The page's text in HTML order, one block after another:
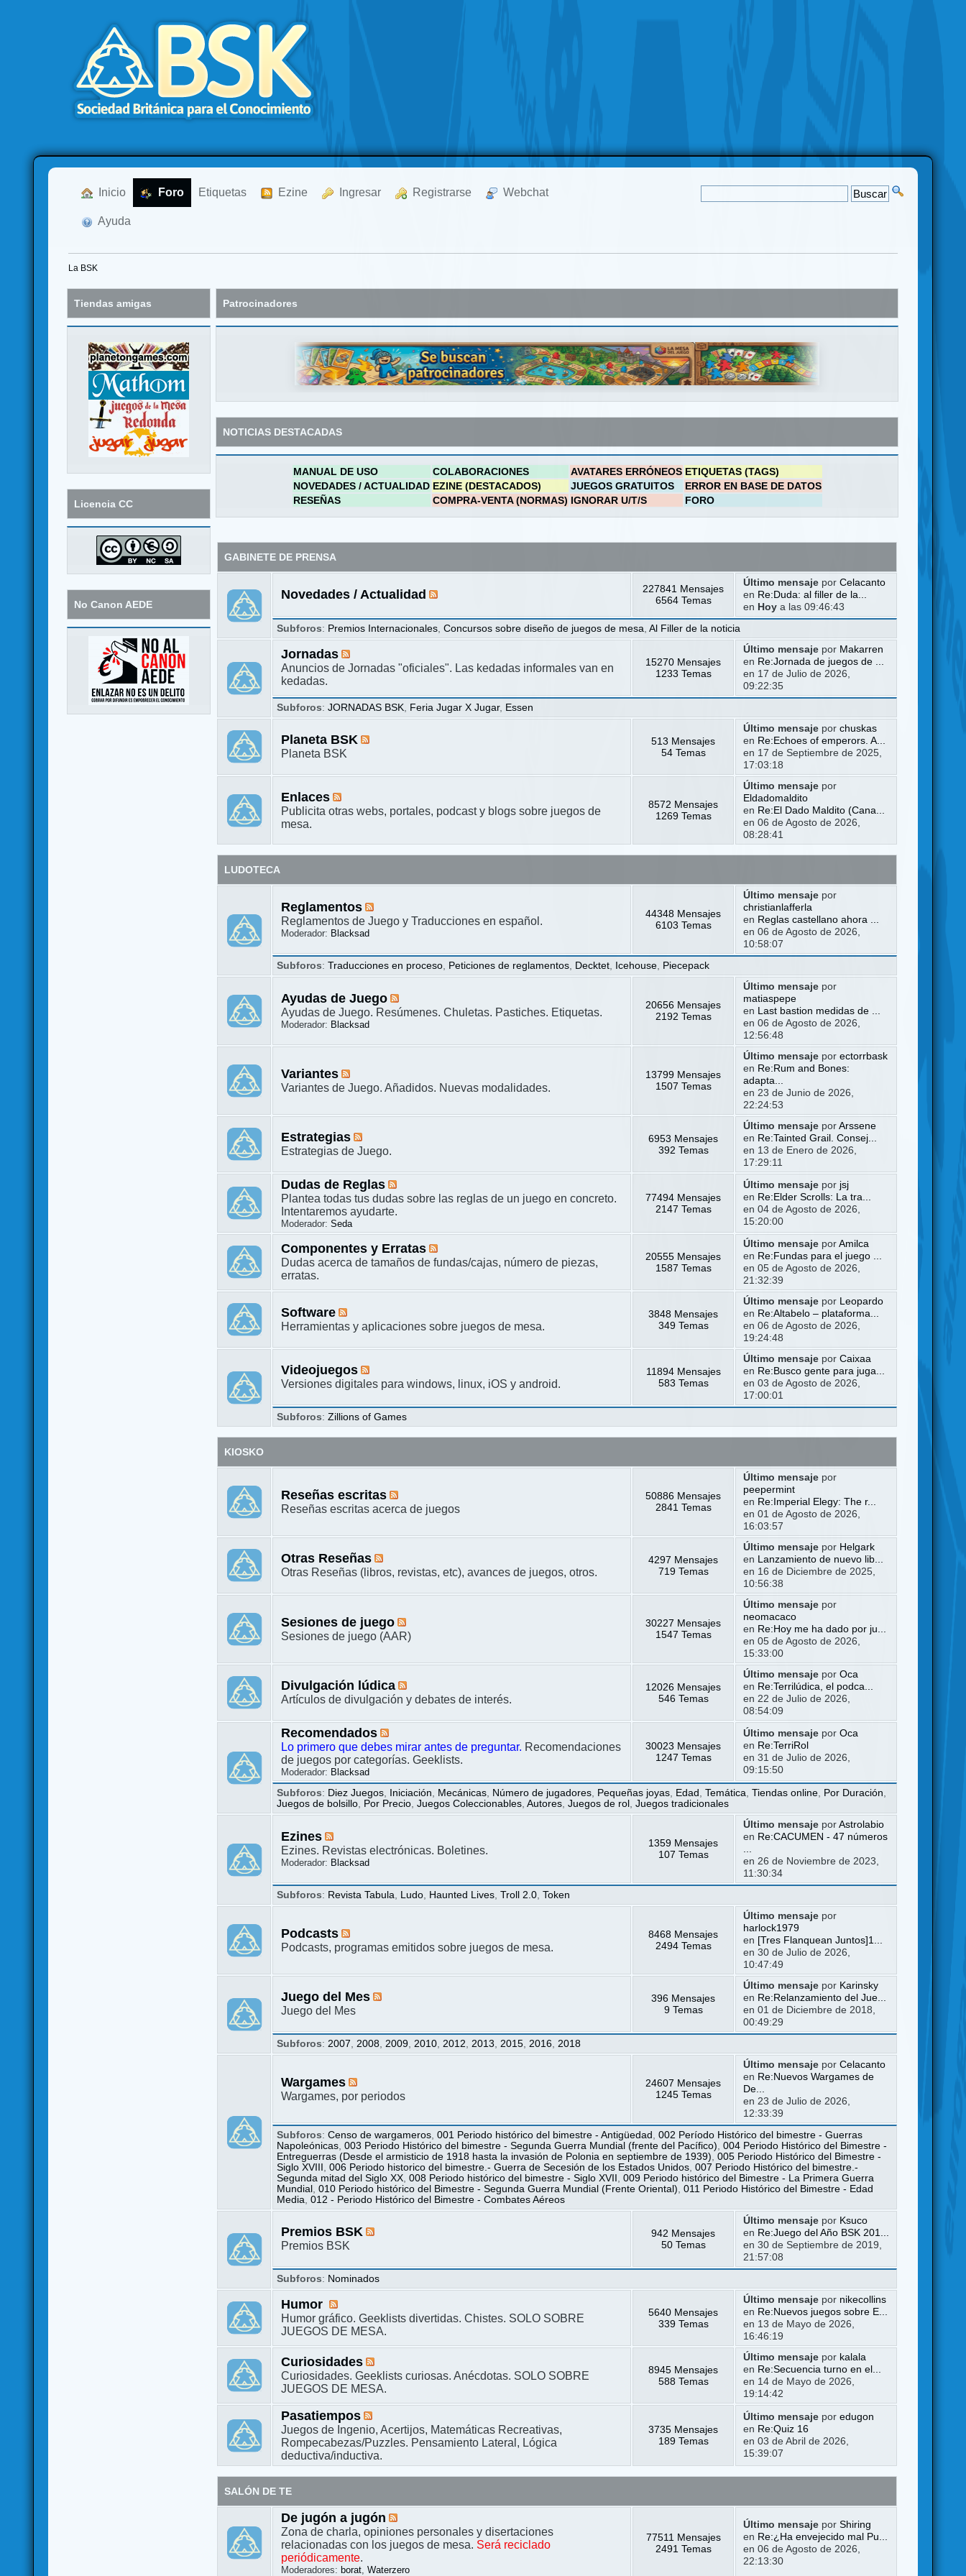
Inicio Foro Etiquetas Ezine Ingresar Registrarse Webchat
Ayuda
La BSK
Tiendas amigas
Licencia CC
No Canon AEDE
Patrocinadores
NOTICIAS DESTACADAS
MANUAL DE USO COLABORACIONES AVATARES ERRÓNEOS ETIQUETAS (TAGS)
NOVEDADES / ACTUALIDAD EZINE (DESTACADOS) JUEGOS GRATUITOS
ERROR EN BASE DE DATOS
RESEÑAS
COMPRA-VENTA (NORMAS) IGNORAR U/T/S FORO
GABINETE DE PRENSA
Novedades / Actualidad
227841 Mensajes
6564 Temas
Último mensajepor Celacanto
en Re:Duda: al filler de la...
en Hoya las 09:46:43
Subforos: Premios Internacionales ,Concursos sobre diseño de juegos de mesa ,Al Filler de la noticia
Jornadas
Anuncios de Jornadas "oficiales". Las kedadas informales van en
kedadas.
15270 Mensajes
1233 Temas
Último mensajepor Makarren
en Re:Jornada de juegos de ...
en 17 de Julio de 2026,
09:22:35
Subforos:JORNADAS BSK Feria Jugar X Jugar, Essen
Planeta BSK
Planeta BSK
513 Mensajes
54 Temas
Último mensajepor chuskas
en Re:Echoes of emperors. A...
en 17 de Septiembre de 2025,
17:03:18
Enlaces
Publicita otras webs, portales, podcast y blogs sobre juegos de
mesa.
8572 Mensajes
1269 Temas
Último mensajepor
Eldadomaldito
en Re:El Dado Maldito (Cana...
en 06 de Agosto de 2026,
08:28:41
LUDOTECA
Reglamentos
Reglamentos de Juego y Traducciones en español.
Moderador: Blacksad
44348 Mensajes
6103 Temas
Último mensajepor
christianlafferla
en Reglas castellano ahora ...
en 06 de Agosto de 2026,
10:58:07
Subforos:Traducciones en proceso Peticiones de reglamentos Decktet Icehouse Piecepack
Ayudas de Juego
Ayudas de Juego. Resúmenes. Chuletas. Pastiches. Etiquetas.
Moderador: Blacksad
20656 Mensajes
2192 Temas
Último mensajepor
matiaspepe
en
Last bastion medidas de ...
en 06 de Agosto de 2026,
12:56:48
Variantes
Variantes de Juego. Añadidos. Nuevas modalidades.
13799 Mensajes
1507 Temas
Último mensajepor ectorrbask
en Re:Rum and Bones:
adapta...
en 23 de Junio de 2026,
22:24:53
Estrategias
Estrategias de Juego.
6953 Mensajes
392 Temas
Último mensajepor Arssene
en Re:Tainted Grail. Consej...
en 13 de Enero de 2026,
17:29:11
Dudas de Reglas
Plantea todas tus dudas sobre las reglas de un juego en concreto.
Intentaremos ayudarte.
Moderador:Seda
77494 Mensajes
2147 Temas
Último mensajepor jsj
en Re:Elder Scrolls: La tra...
en 04 de Agosto de 2026,
15:20:00
Componentes y Erratas
Dudas acerca de tamaños de fundas/cajas, número de piezas,
erratas.
20555 Mensajes
1587 Temas
Último mensajepor Amilca
en Re:Fundas para el juego ...
en 05 de Agosto de 2026,
21:32:39
Software
Herramientas y aplicaciones sobre juegos de mesa.
3848 Mensajes
349 Temas
Último mensajepor
Leopardo
en Re:Altabelo – plataforma...
en 06 de Agosto de 2026,
19:24:48
Videojuegos
Versiones digitales para windows, linux, iOS y android.
11894 Mensajes
583 Temas
Último mensajepor Caixaa
en Re:Busco gente para juga...
en 03 de Agosto de 2026,
17:00:01
Subforos:Zillions of Games
KIOSKO
Reseñas escritas
Reseñas escritas acerca de juegos
50886 Mensajes
2841 Temas
Último mensajepor
peepermint
en Re:Imperial Elegy: The r...
en 01 de Agosto de 2026,
16:03:57
Otras Reseñas
Otras Reseñas (libros, revistas, etc), avances de juegos, otros.
4297 Mensajes
719 Temas
Último mensajepor Helgark
en
Lanzamiento de nuevo lib...
en 16 de Diciembre de 2025,
10:56:38
Sesiones de juego
Sesiones de juego (AAR)
30227 Mensajes
1547 Temas
Último mensajepor
neomacaco
en Re:Hoy me ha dado por ju...
en 05 de Agosto de 2026,
15:33:00
Divulgación lúdica
Artículos de divulgación y debates de interés.
12026 Mensajes
546 Temas
Último mensajepor Oca
en Re:Terrilúdica, el podca...
en 22 de Julio de 2026,
08:54:09
Recomendados
Lo primero que debes mirar antes de preguntar. Recomendaciones
de juegos por categorías. Geeklists.
Moderador: Blacksad
30023 Mensajes
1247 Temas
Último mensajepor Oca
en Re:TerriRol
en 31 de Julio de 2026,
09:15:50
Subforos: Diez Juegos Iniciación Mecánicas Número de jugadores Pequeñas joyas Edad ,Temática ,Tiendas online Por Duración
Juegos de bolsillo
Por Precio ,Juegos Coleccionables ,Autores ,Juegos de rol ,Juegos tradicionales
Ezines
Ezines. Revistas electrónicas. Boletines.
Moderador: Blacksad
1359 Mensajes
107 Temas
Último mensajepor Astrolabio
en Re:CACUMEN - 47 números
en 26 de Noviembre de 2023,
11:30:34
Subforos: Revista Tabula Ludo Haunted Lives ,Troll 2.0 ,Token
Podcasts
Podcasts, programas emitidos sobre juegos de mesa.
8468 Mensajes
2494 Temas
Último mensajepor
harlock1979
en [Tres Flanquean Juntos]1...
en 30 de Julio de 2026,
10:47:49
Juego del Mes
Juego del Mes
396 Mensajes
9 Temas
Último mensajepor Karinsky
en Re:Relanzamiento del Jue...
en 01 de Diciembre de 2018,
00:49:29
Subforos: 2007 2008 2009 2010 2012 2013 2015 2016 2018
Wargames
Wargames, por periodos
24607 Mensajes
1245 Temas
Último mensajepor Celacanto
en Re:Nuevos Wargames de
De...
en 23 de Julio de 2026,
12:33:39
Subforos:Censo de wargameros ,001 Periodo histórico del bimestre - Antigüedad ,002 Período Histórico del bimestre - Guerras
Napoleónicas ,003 Periodo Histórico del bimestre - Segunda Guerra Mundial (frente del Pacífico) ,004 Periodo Histórico del Bimestre -
Entreguerras (Desde el armisticio de 1918 hasta la invasión de Polonia en septiembre de 1939) ,005 Periodo Histórico del Bimestre -
Siglo XVIII
,006 Periodo historico del bimestre.- Guerra de Secesión de los Estados Unidos ,007 Periodo Histórico del bimestre.-
Segunda mitad del Siglo XX ,008 Periodo histórico del bimestre - Siglo XVII ,009 Periodo histórico del Bimestre - La Primera Guerra
Mundial
,010 Periodo histórico del Bimestre - Segunda Guerra Mundial (Frente Oriental) ,011 Periodo Histórico del Bimestre - Edad
Media ,012 - Periodo Histórico del Bimestre - Combates Aéreos
Premios BSK
Premios BSK
942 Mensajes
50 Temas
Último mensajepor Ksuco
en Re:Juego del Año BSK 201...
en 30 de Septiembre de 2019,
21:57:08
Subforos: Nominados
Humor
Humor gráfico. Geeklists divertidas. Chistes. SOLO SOBRE
JUEGOS DE MESA.
5640 Mensajes
339 Temas
Último mensajepor nikecollins
en Re:Nuevos juegos sobre E...
en 13 de Mayo de 2026,
16:46:19
Curiosidades
Curiosidades. Geeklists curiosas. Anécdotas. SOLO SOBRE
JUEGOS DE MESA.
8945 Mensajes
588 Temas
Último mensajepor kalala
en Re:Secuencia turno en el...
en 14 de Mayo de 2026,
19:14:42
Pasatiempos
Juegos de Ingenio, Acertijos, Matemáticas Recreativas,
Rompecabezas/Puzzles. Pensamiento Lateral, Lógica
deductiva/inductiva.
3735 Mensajes
189 Temas
Último mensajepor edugon
en Re:Quiz 16
en 03 de Abril de 2026,
15:39:07
SALÓN DE TE
De jugón a jugón
Zona de charla, opiniones personales y disertaciones
relacionadas con los juegos de mesa. Será reciclado
periódicamente.
Moderadores: borat ,Waterzero
77511 Mensajes
2491 Temas
Último mensajepor Shiring
en Re:¿Ha envejecido mal Pu...
en 06 de Agosto de 2026,
22:13:30